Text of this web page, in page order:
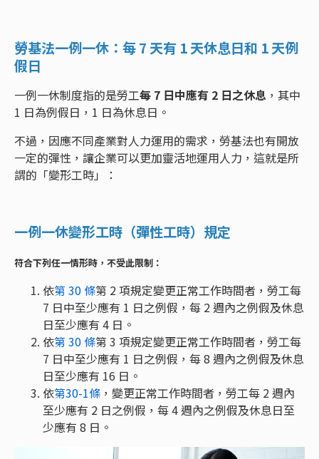
勞基法一例一休：每 7 天有 1 天休息日和 1 天例
假日
一例一休制度指的是勞工每 7 日中應有 2 日之休息 ，其中
1 日為例假日，1 日為休息日。
不過，因應不同產業對人力運用的需求，勞基法也有開放
一定的彈性，讓企業可以更加靈活地運用人力，這就是所
謂的「變形工時」：
一例一休變形工時（彈性工時）規定
符合下列任一情形時，不受此限制：
依第 30 條第 2 項規定變更正常工作時間者，勞工每
7 日中至少應有 1 日之例假，每 2 週內之例假及休息
日至少應有 4 日。
依第 30 條第 3 項規定變更正常工作時間者，勞工每
7 日中至少應有 1 日之例假，每 8 週內之例假及休息
日至少應有 16 日。
依第30-1條 ，變更正常工作時間者，勞工每 2 週內
至少應有 2 日之例假，每 4 週內之例假及休息日至
少應有 8 日。